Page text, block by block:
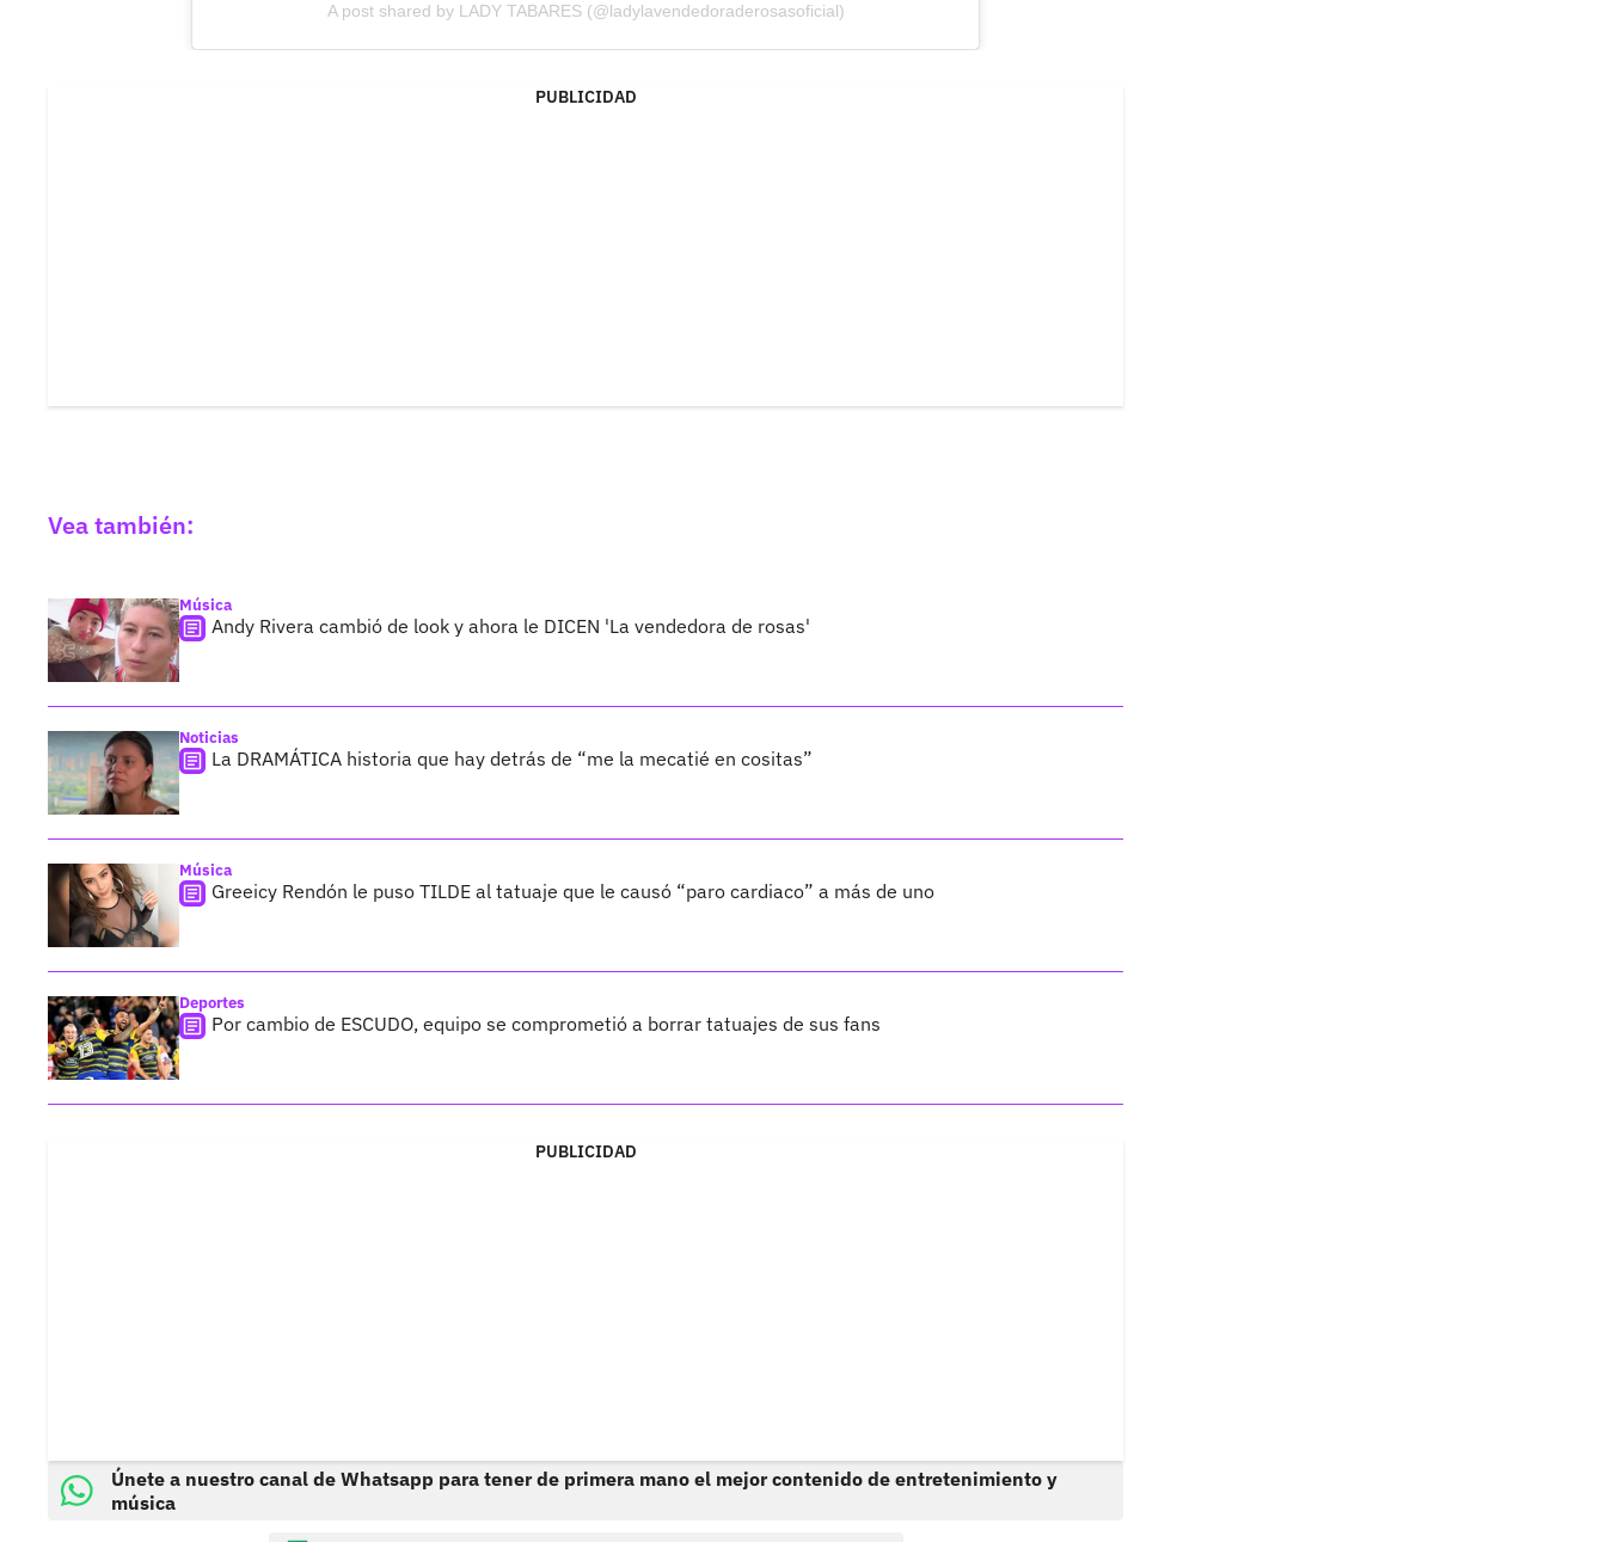
A post shared by LADY TABARES (@ladylavendedoraderosasoficial)
PUBLICIDAD
Vea también:
Música
Andy Rivera cambió de look y ahora le DICEN 'La vendedora de rosas'
Noticias
La DRAMÁTICA historia que hay detrás de “me la mecatié en cositas”
Música
Greeicy Rendón le puso TILDE al tatuaje que le causó “paro cardiaco” a más de uno
Deportes
Por cambio de ESCUDO, equipo se comprometió a borrar tatuajes de sus fans
PUBLICIDAD
Únete a nuestro canal de Whatsapp para tener de primera mano el mejor contenido de entretenimiento y
música